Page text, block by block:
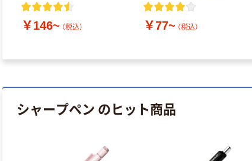
￥146~ （税込） ￥77~ （税込）
シャープペン のヒット商品
デビカ 地震番
ト
ープナー A-05N
デビカ 抗菌スポ
ンジケース